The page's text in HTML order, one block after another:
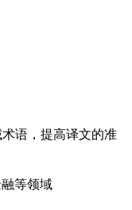
语，提高译文的准
等领域